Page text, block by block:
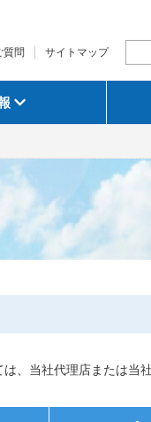
質問 サイトマップ
、当社代理店または当